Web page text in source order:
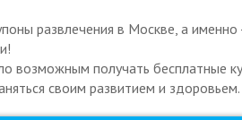
развлечения в Москве, а
возможным получать бесплатные
своим развитием и